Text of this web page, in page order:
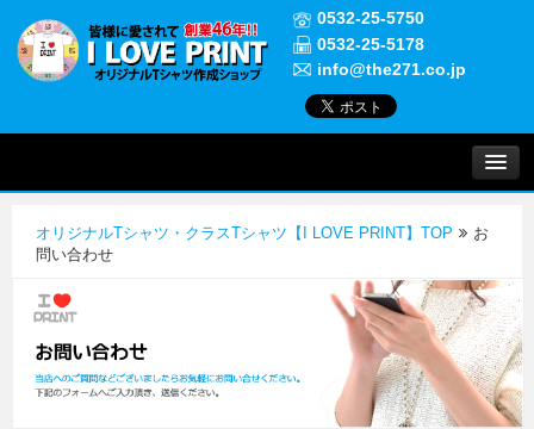
0532-25-5750
0532-25-5178
info@the271.co.jp
実績紹介
よくある質問
ご注文について
オリジナルTシャツ・クラスTシャツ【I LOVE PRINT】TOP
お
問い合わせ